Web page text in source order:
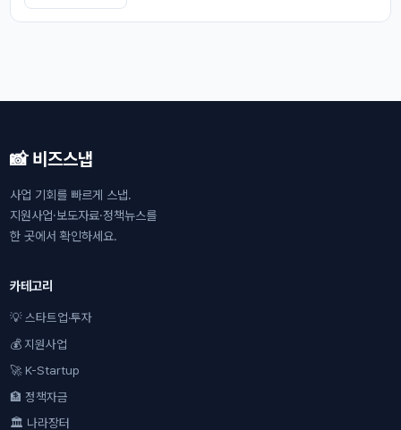
📸 비즈스냅
사업 기회를 빠르게 스냅.
지원사업·보도자료·정책뉴스를
한 곳에서 확인하세요.
카테고리
💡 스타트업·투자
💰 지원사업
🚀 K-Startup
🏦 정책자금
🏛 나라장터